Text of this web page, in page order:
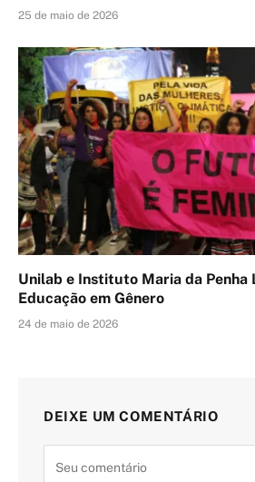
25 de maio de 2026
Unilab e Instituto Maria da Penha
Educação em Gênero
24 de maio de 2026
DEIXE UM COMENTÁRIO